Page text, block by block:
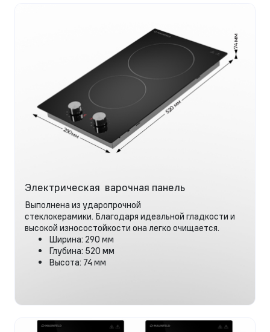
Электрическая варочная панель
Выполнена из ударопрочной
стеклокерамики. Благодаря идеальной гладкости и
высокой износостойкости она легко очищается.
Ширина: 290 мм
Глубина: 520 мм
Высота: 74 мм